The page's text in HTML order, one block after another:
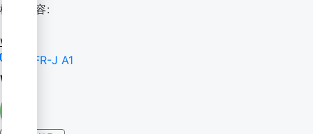
検索内容:
work
CEFR-J A1
work